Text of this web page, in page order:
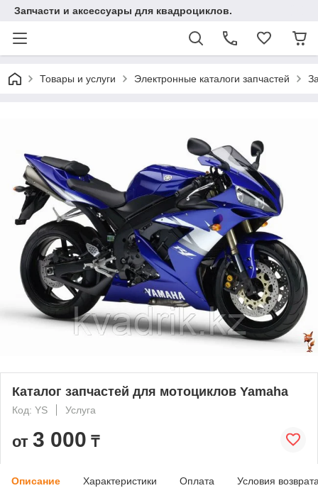
Запчасти и аксессуары для квадроциклов.
Товары и услуги Электронные каталоги запчастей
Каталог запчастей для мотоциклов Yamaha
Код: YS Услуга
от 3 000 ₸
Описание Характеристики Оплата Условия